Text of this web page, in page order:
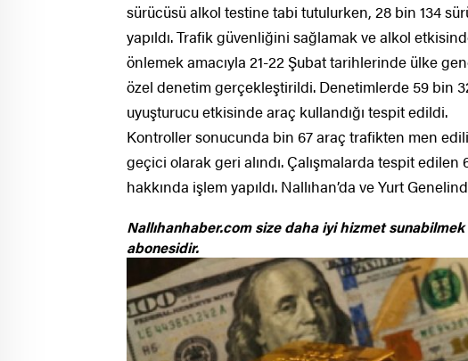
sürücüsü alkol testine tabi tutulurken, 28 bin 134
yapıldı. Trafik güvenliğini sağlamak ve alkol
önlemek amacıyla 21-22 Şubat tarihlerinde ülke
özel denetim gerçekleştirildi. Denetimlerde 59 bin
uyuşturucu etkisinde araç kullandığı tespit edildi.
Kontroller sonucunda bin 67 araç trafikten men
geçici olarak geri alındı. Çalışmalarda tespit
hakkında işlem yapıldı. Nallıhan’da ve Yurt
Nallıhanhaber.com size daha iyi hizmet
abonesidir.